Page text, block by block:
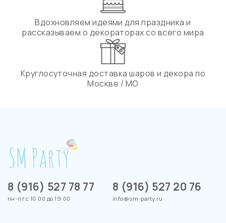
Вдохновляем идеями для праздника и
рассказываем о декораторах со всего мира
Круглосуточная доставка шаров и декора по
Москве / МО
8 (916) 527 78 77
пн-пт с 10:00 до 19:00
8 (916) 527 20 76
info@sm-party.ru